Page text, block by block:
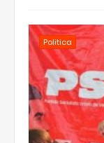
Politica